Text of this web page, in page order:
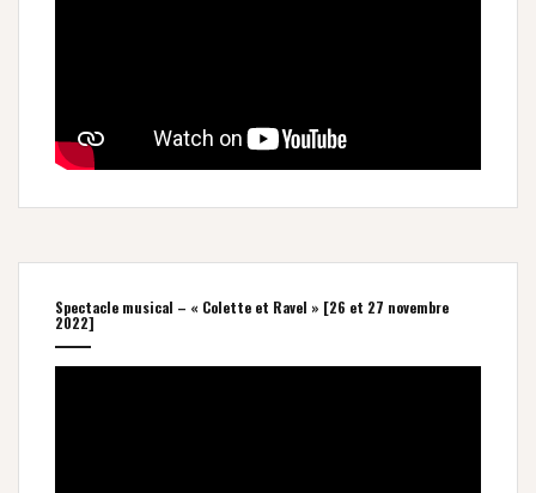
Spectacle musical – « Colette et Ravel » [26 et 27 novembre
2022]